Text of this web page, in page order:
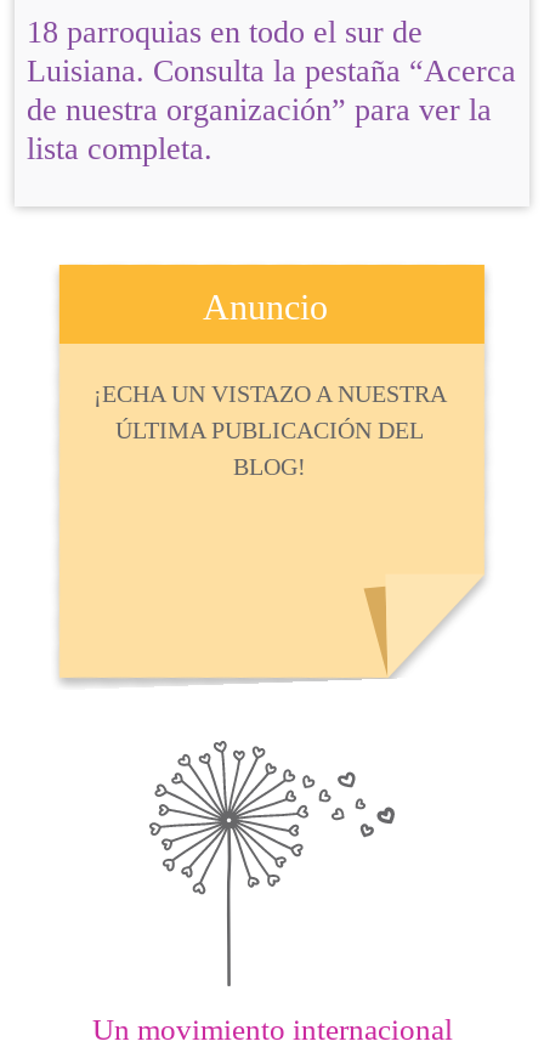
18 parroquias en todo el sur de
Luisiana. Consulta la pestaña “Acerca
de nuestra organización” para ver la
lista completa.
Un movimiento internacional
Anuncio
¡ECHA UN VISTAZO A NUESTRA
ÚLTIMA PUBLICACIÓN DEL
BLOG!